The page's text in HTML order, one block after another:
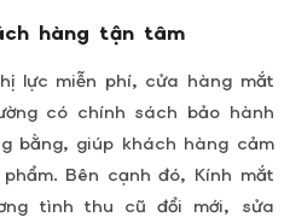
hàng tận tâm
lực miễn phí, cửa hàng mắt
có chính sách bảo hành
bằng, giúp khách hàng cảm
Bên cạnh đó, Kính mắt
tình thu cũ đổi mới, sửa